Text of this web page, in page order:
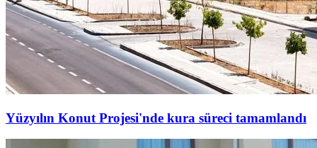
Yüzyılın Konut Projesi'nde kura süreci tamamlandı